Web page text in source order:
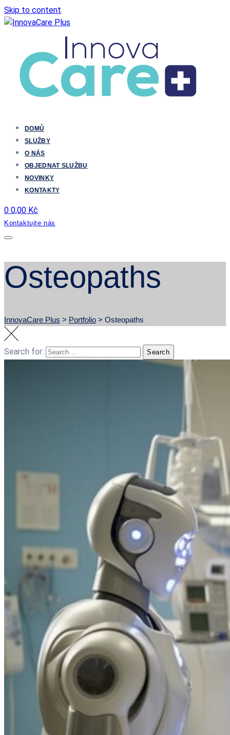
Skip to content
DOMŮ
SLUŽBY
O NÁS
OBJEDNAT SLUŽBU
NOVINKY
KONTAKTY
0 0,00 Kč
Kontaktujte nás
Osteopaths
InnovaCare Plus > Portfolio > Osteopaths
Search for: Search